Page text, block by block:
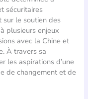
sécuritaires
sur le soutien des
plusieurs enjeux
avec la Chine et
À travers sa
les aspirations d’une
de changement et de